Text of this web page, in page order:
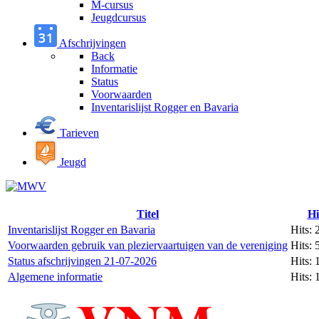
M-cursus
Jeugdcursus
Afschrijvingen
Back
Informatie
Status
Voorwaarden
Inventarislijst Rogger en Bavaria
Tarieven
Jeugd
Titel
Inventarislijst Rogger en Bavaria
Hits:
Voorwaarden gebruik van pleziervaartuigen van de vereniging Hits:
Status afschrijvingen 21-07-2026
Hits:
Algemene informatie
Hits: